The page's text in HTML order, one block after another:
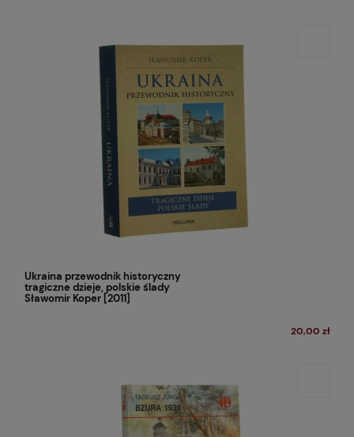
Ukraina przewodnik historyczny
tragiczne dzieje, polskie ślady
Sławomir Koper [2011]
20,00 zł